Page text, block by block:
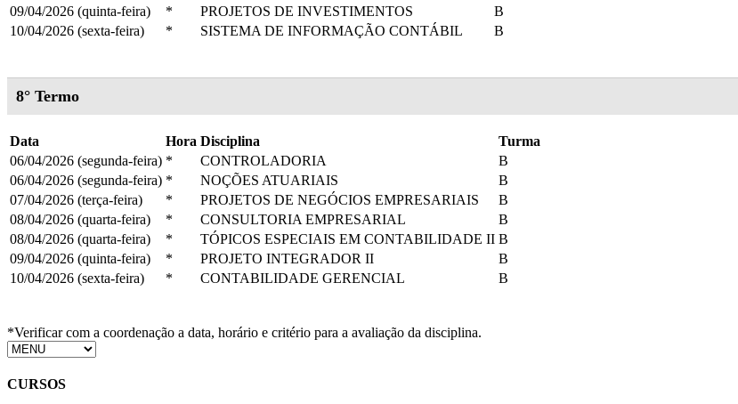
09/04/2026 (quinta-feira)
* PROJETOS DE INVESTIMENTOS
B
10/04/2026 (sexta-feira)
* SISTEMA DE INFORMAÇÃO CONTÁBIL B
8° Termo
Data Hora Disciplina
Turma
06/04/2026 (segunda-feira) * CONTROLADORIA
B
06/04/2026 (segunda-feira) * NOÇÕES ATUARIAIS
B
07/04/2026 (terça-feira)
* PROJETOS DE NEGÓCIOS EMPRESARIAIS
B
08/04/2026 (quarta-feira)
* CONSULTORIA EMPRESARIAL
B
08/04/2026 (quarta-feira)
* TÓPICOS ESPECIAIS EM CONTABILIDADE II B
09/04/2026 (quinta-feira)
* PROJETO INTEGRADOR II
B
10/04/2026 (sexta-feira)
* CONTABILIDADE GERENCIAL B
*Verificar com a coordenação a data, horário e critério para a avaliação da disciplina.
CURSOS